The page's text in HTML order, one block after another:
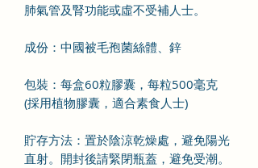
肺氣管及腎功能或虛不受補人士。
成份：中國被毛孢菌絲體、鋅
包裝：每盒60粒膠囊，每粒500毫克
(採用植物膠囊，適合素食人士)
貯存方法：置於陰涼乾燥處，避免陽光
直射。開封後請緊閉瓶蓋，避免受潮。